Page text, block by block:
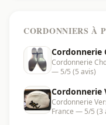
CORDONNIERS À
Cordonnerie
Cordonnerie
— 5/5 (5 avis)
Cordonnerie
Cordonnerie
France — 5/5 (3